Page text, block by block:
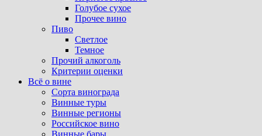
Голубое сухое
Прочее вино
Пиво
Светлое
Темное
Прочий алкоголь
Критерии оценки
Всё о вине
Сорта винограда
Винные туры
Винные регионы
Российское вино
Винные бары